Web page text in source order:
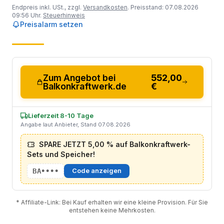
Endpreis inkl. USt., zzgl. Versandkosten. Preisstand: 07.08.2026
09:56 Uhr. Steuerhinweis
Preisalarm setzen
Zum Angebot bei
Balkonkraftwerk.de
552,00
€
Lieferzeit 8-10 Tage
Angabe laut Anbieter, Stand 07.08.2026
SPARE JETZT 5,00 % auf Balkonkraftwerk-
Sets und Speicher!
BA•••• Code anzeigen
* Affiliate-Link: Bei Kauf erhalten wir eine kleine Provision. Für Sie
entstehen keine Mehrkosten.